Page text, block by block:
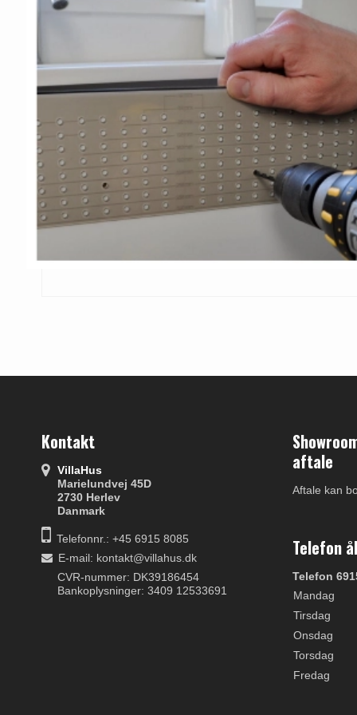
Kontakt
VillaHus
Marielundvej 45D
2730 Herlev
Danmark
Telefonnr.: +45 6915 8085
E-mail: kontakt@villahus.dk
CVR-nummer: DK39186454
Bankoplysninger: 3409 12533691
aftale
Aftale kan
Telefon
Telefon
Mandag
Tirsdag
Onsdag
Torsdag
Fredag